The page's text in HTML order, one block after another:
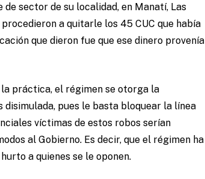
sector de su localidad, en Manatí, Las
a quitarle los 45 CUC que había
que dieron fue que ese dinero provenía
la práctica, el régimen se otorga la
pues le basta bloquear la línea
víctimas de estos robos serían
al Gobierno. Es decir, que el régimen ha
a quienes se le oponen.